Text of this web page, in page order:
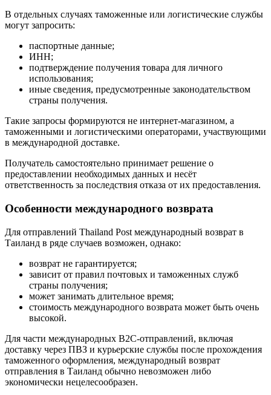
В отдельных случаях таможенные или логистические службы
могут запросить:
паспортные данные;
ИНН;
подтверждение получения товара для личного
использования;
иные сведения, предусмотренные законодательством
страны получения.
Такие запросы формируются не интернет-магазином, а
таможенными и логистическими операторами, участвующими
в международной доставке.
Получатель самостоятельно принимает решение о
предоставлении необходимых данных и несёт
ответственность за последствия отказа от их предоставления.
Особенности международного возврата
Для отправлений Thailand Post международный возврат в
Таиланд в ряде случаев возможен, однако:
возврат не гарантируется;
зависит от правил почтовых и таможенных служб
страны получения;
может занимать длительное время;
стоимость международного возврата может быть очень
высокой.
Для части международных B2C-отправлений, включая
доставку через ПВЗ и курьерские службы после прохождения
таможенного оформления, международный возврат
отправления в Таиланд обычно невозможен либо
экономически нецелесообразен.